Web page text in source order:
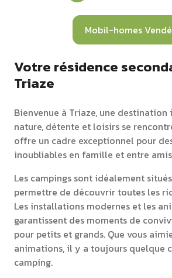
Mobil-homes
Votre résidence
Triaze
Bienvenue à Triaze, une
nature, détente et loisirs se
offre un cadre exceptionnel pour
inoubliables en famille et entre
Les campings sont idéalement
permettre de découvrir toutes les
Les installations modernes et les
garantissent des moments de
pour petits et grands. Que vous
animations, il y a toujours quelque
camping.